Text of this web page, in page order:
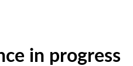
in progress